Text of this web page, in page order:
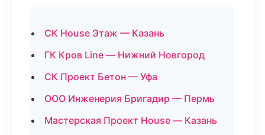
СК House Этаж — Казань
ГК Кров Line — Нижний Новгород
СК Проект Бетон — Уфа
ООО Инженерия Бригадир — Пермь
Мастерская Проект House — Казань